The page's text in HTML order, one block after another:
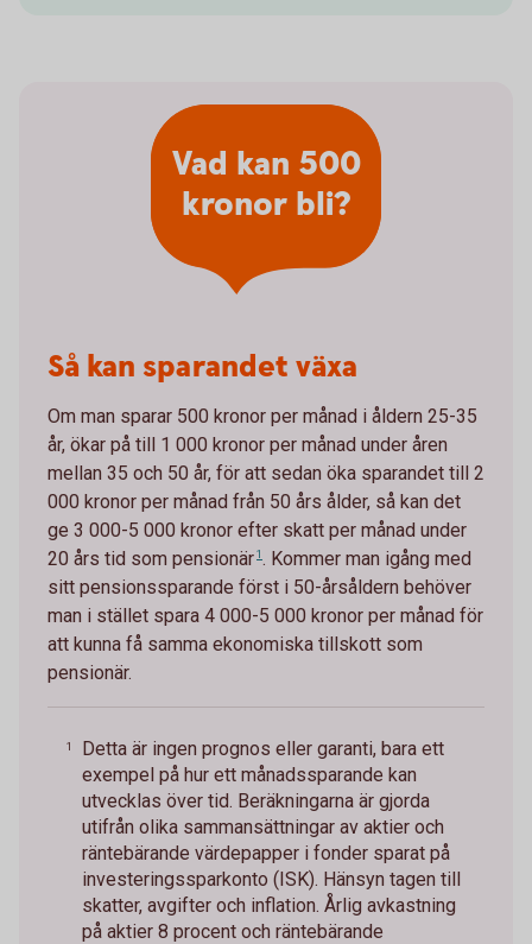
Vad kan 500
kronor bli?
Så kan sparandet växa
Om man sparar 500 kronor per månad i åldern 25-35
år, ökar på till 1 000 kronor per månad under åren
mellan 35 och 50 år, för att sedan öka sparandet till 2
000 kronor per månad från 50 års ålder, så kan det
ge 3 000-5 000 kronor efter skatt per månad under
20 års tid som pensionär 1. Kommer man igång med
sitt pensionssparande först i 50-årsåldern behöver
man i stället spara 4 000-5 000 kronor per månad för
att kunna få samma ekonomiska tillskott som
pensionär.
1
Detta är ingen prognos eller garanti, bara ett
exempel på hur ett månadssparande kan
utvecklas över tid. Beräkningarna är gjorda
utifrån olika sammansättningar av aktier och
räntebärande värdepapper i fonder sparat på
investeringssparkonto (ISK). Hänsyn tagen till
skatter, avgifter och inflation. Årlig avkastning
på aktier 8 procent och räntebärande